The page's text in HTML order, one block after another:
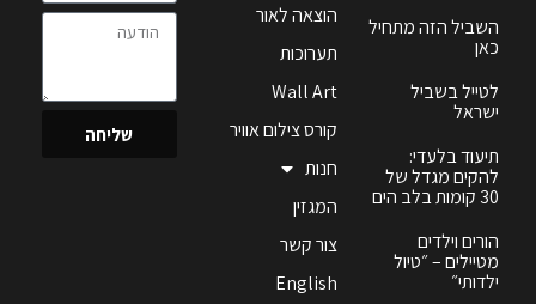
השביל הזה מתחיל
כאן
לטייל בשביל
ישראל
תיעוד בלעדי:
להקים מגדל של
30 קומות בלב הים
הורים וילדים
מטיילים – ״טיול
ילדותי״
הוצאה לאור
תערוכות
Wall Art
קורס צילום אוויר
חנות
המגזין
צור קשר
English
שליחה